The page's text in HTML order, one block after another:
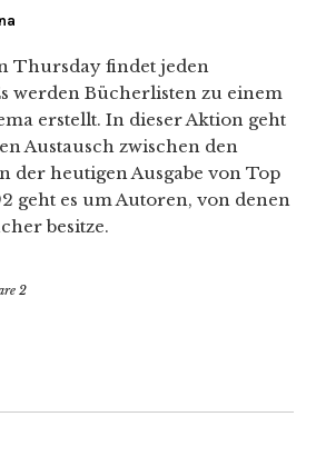
Thursday findet jeden
werden Bücherlisten zu einem
erstellt. In dieser Aktion geht
Austausch zwischen den
der heutigen Ausgabe von Top
geht es um Autoren, von denen
besitze.
2